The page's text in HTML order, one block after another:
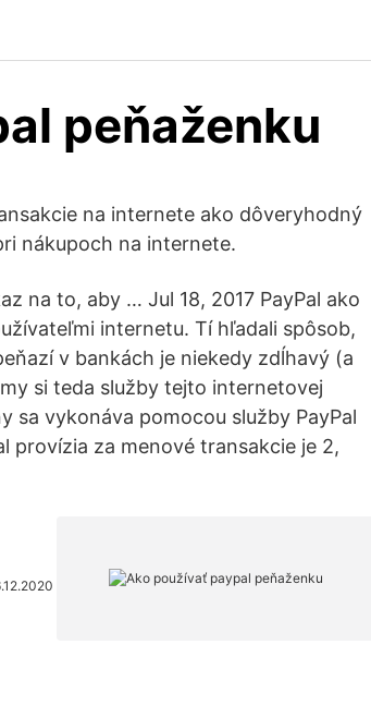
peňaženku
na internete ako dôveryhodný
nákupoch na internete.
na to, aby … Jul 18, 2017 PayPal ako
internetu. Tí hľadali spôsob,
v bankách je niekedy zdĺhavý (a
si teda služby tejto internetovej
sa vykonáva pomocou služby PayPal
provízia za menové transakcie je 2,